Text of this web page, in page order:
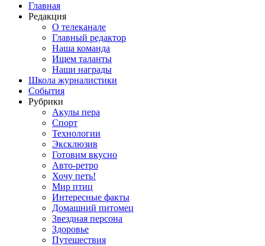
Главная
Редакция
О телеканале
Главный редактор
Наша команда
Ищем таланты
Наши награды
Школа журналистики
События
Рубрики
Акулы пера
Спорт
Технологии
Эксклюзив
Готовим вкусно
Авто-ретро
Хочу петь!
Мир птиц
Интересные факты
Домашний питомец
Звездная персона
Здоровье
Путешествия